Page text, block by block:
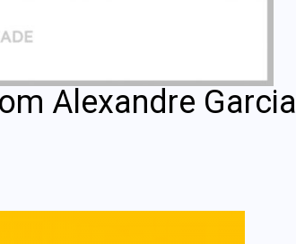
Alexandre Garcia